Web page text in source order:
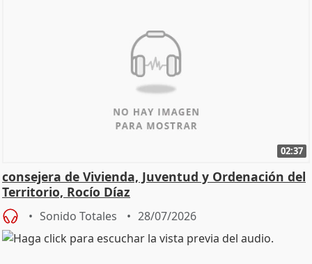
02:37
consejera de Vivienda, Juventud y Ordenación del
Territorio, Rocío Díaz
Sonido Totales 28/07/2026